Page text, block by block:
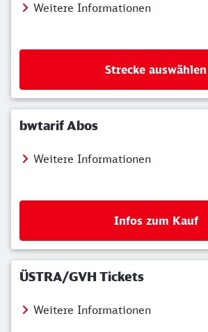
Weitere Informationen
Strecke auswählen
bwtarif Abos
Weitere Informationen
Infos zum Kauf
ÜSTRA/GVH Tickets
Weitere Informationen